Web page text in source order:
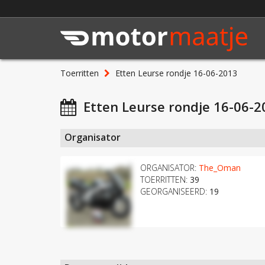
Toerritten Etten Leurse rondje 16-06-2013
Etten Leurse rondje 16-06-
Organisator
ORGANISATOR: The_Oman
TOERRITTEN: 39
GEORGANISEERD: 19